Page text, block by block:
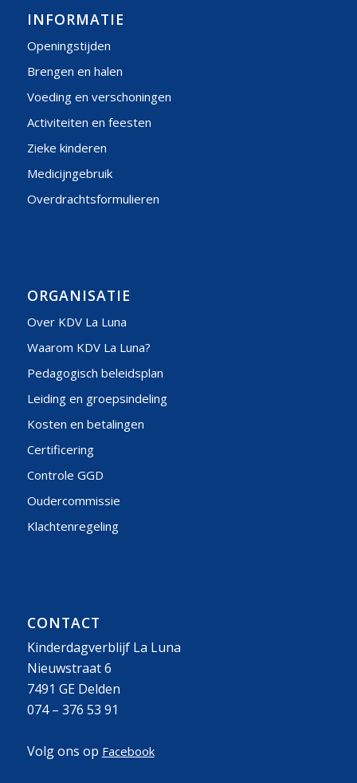
INFORMATIE
Openingstijden
Brengen en halen
Voeding en verschoningen
Activiteiten en feesten
Zieke kinderen
Medicijngebruik
Overdrachtsformulieren
ORGANISATIE
Over KDV La Luna
Waarom KDV La Luna?
Pedagogisch beleidsplan
Leiding en groepsindeling
Kosten en betalingen
Certificering
Controle GGD
Oudercommissie
Klachtenregeling
CONTACT
Kinderdagverblijf La Luna
Nieuwstraat 6
7491 GE Delden
074 – 376 53 91
Volg ons op Facebook